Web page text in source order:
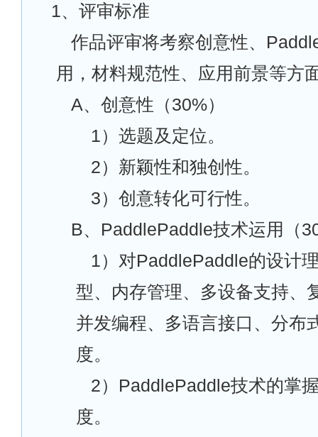
1、评审标准
作品评审将考察创意性、
用，材料规范性、应用前景等方
A、创意性（30%）
1）选题及定位。
2）新颖性和独创性。
3）创意转化可行性。
B、PaddlePaddle技术运用（
1）对PaddlePaddle的设计
型、内存管理、多设备支持、
并发编程、多语言接口、分布
度。
2）PaddlePaddle技术的掌
度。